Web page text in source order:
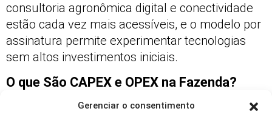
Gerenciar o consentimento
consultoria agronômica digital e conectividade
estão cada vez mais acessíveis, e o modelo por
assinatura permite experimentar tecnologias
sem altos investimentos iniciais.
O que São CAPEX e OPEX na Fazenda?
CAPEX (capital expenditure) é o gasto de capital